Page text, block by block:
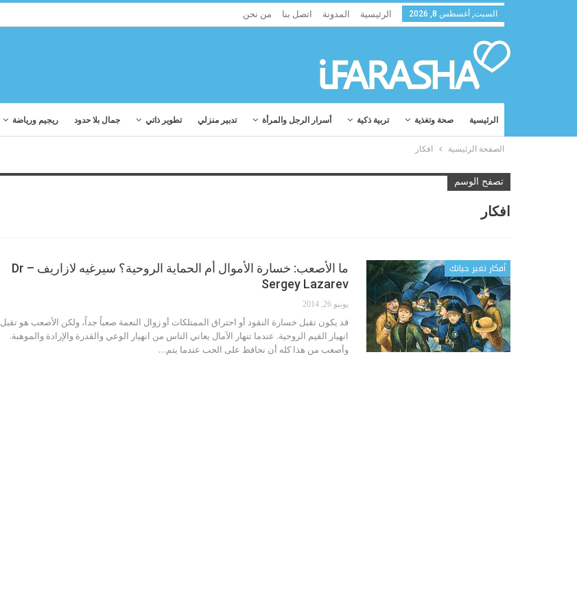
السبت, أغسطس 8, 2026 الرئيسية المدونة اتصل بنا من نحن
الرئيسية صحة وتغذية تربية ذكية أسرار الرجل والمرأة تدبير منزلي تطوير ذاتي جمال بلا حدود ريجيم ورياضة
الصفحة الرئيسية افكار
تصفح الوسم
افكار
أفكار تغير حياتك
ما الأصعب: خسارة الأموال أم الحماية الروحية؟ سيرغيه لازاريف – Dr
Sergey Lazarev
يونيو 26, 2014
قد يكون تقبل خسارة النقود أو احتراق الممتلكات أو زوال النعمة صعباً جداً، ولكن الأصعب هو تقبل
انهيار القيم الروحية. عندما تنهار الآمال يعاني الناس من انهيار الوعي والقدرة والإرادة والموهبة.
وأصعب من هذا كله أن نحافظ على الحب عندما يتم…